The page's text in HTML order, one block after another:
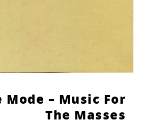
Mode – Music For
The Masses